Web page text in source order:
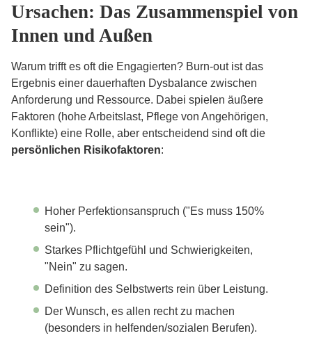
Ursachen: Das Zusammenspiel von
Innen und Außen
Warum trifft es oft die Engagierten? Burn-out ist das
Ergebnis einer dauerhaften Dysbalance zwischen
Anforderung und Ressource. Dabei spielen äußere
Faktoren (hohe Arbeitslast, Pflege von Angehörigen,
Konflikte) eine Rolle, aber entscheidend sind oft die
persönlichen Risikofaktoren:
Hoher Perfektionsanspruch ("Es muss 150%
sein").
Starkes Pflichtgefühl und Schwierigkeiten,
"Nein" zu sagen.
Definition des Selbstwerts rein über Leistung.
Der Wunsch, es allen recht zu machen
(besonders in helfenden/sozialen Berufen).